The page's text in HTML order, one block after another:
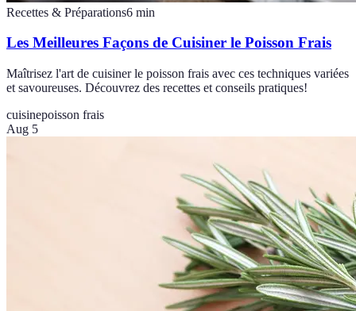
Recettes & Préparations6 min
Les Meilleures Façons de Cuisiner le Poisson Frais
Maîtrisez l'art de cuisiner le poisson frais avec ces techniques variées
et savoureuses. Découvrez des recettes et conseils pratiques!
cuisinepoisson frais
Aug 5